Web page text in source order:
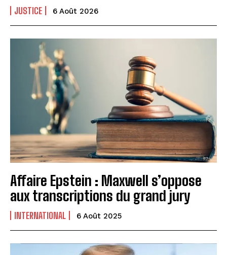
JUSTICE 6 Août 2026
Affaire Epstein : Maxwell s’oppose
aux transcriptions du grand jury
INTERNATIONAL 6 Août 2025